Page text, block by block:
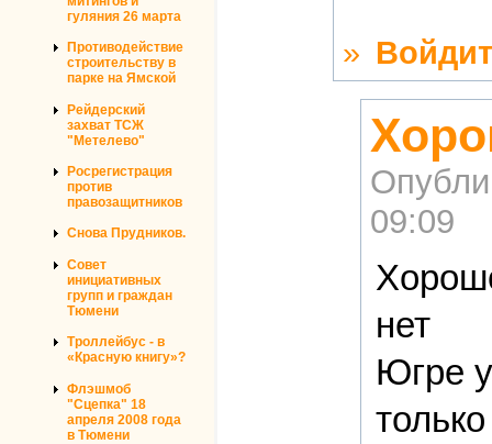
гуляния 26 марта
Противодействие
строительству в
парке на Ямской
Рейдерский
захват ТСЖ
"Метелево"
Росрегистрация
против
правозащитников
Снова Прудников.
Совет
инициативных
групп и граждан
Тюмени
Троллейбус - в
«Красную книгу»?
Флэшмоб
"Сцепка" 18
апреля 2008 года
в Тюмени
»
09:09
нет
Югре